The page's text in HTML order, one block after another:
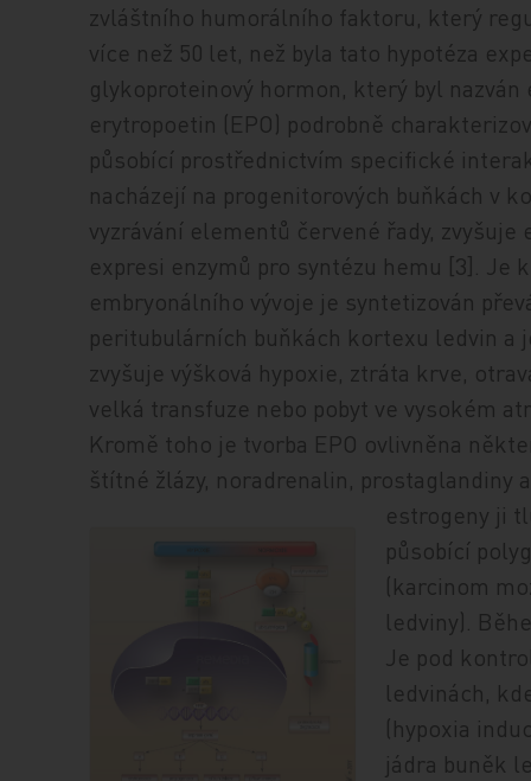
zvláštního humorálního faktoru, který
více než 50 let, než byla tato hypotéza
glykoproteinový hormon, který byl
erytropoetin (EPO) podrobně
působící prostřednictvím specifické
nacházejí na progenitorových buňkách v
vyzrávání elementů červené řady,
expresi enzymů pro syntézu hemu [3]. Je
embryonálního vývoje je syntetizován
peritubulárních buňkách kortexu ledvin a
zvyšuje výšková hypoxie, ztráta krve,
velká transfuze nebo pobyt ve vysokém
Kromě toho je tvorba EPO ovlivněna
štítné žlázy, noradrenalin, prostaglandiny
estrogeny ji
působící
(karcinom
ledviny).
Je pod
ledvinách,
(hypoxia
jádra buněk